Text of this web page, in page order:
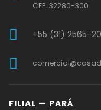
CEP. 32280-300
+55 (31) 2565-
FILIAL — PARÁ